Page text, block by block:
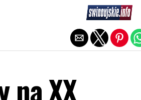
na XX
Exit mobile version